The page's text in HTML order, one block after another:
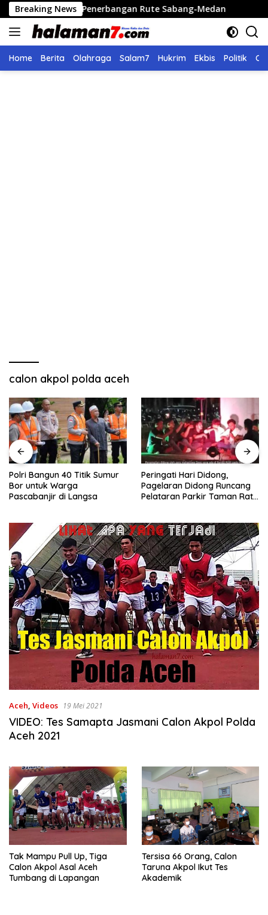
Langsung
ke
konten
Breaking News
Penerbangan Rute Sabang-Medan Polri Bangun
Home Berita Olahraga Salam7 Hukrim Ekbis Politik
calon akpol polda aceh
Polri Bangun 40 Titik Sumur
Bor untuk Warga
Pascabanjir di Langsa
Peringati Hari Didong,
Pagelaran Didong Runcang
Pelataran Parkir Taman Ratu
Aceh, Videos 19 Mei 2021
VIDEO: Tes Samapta Jasmani Calon Akpol Polda
Aceh 2021
Tak Mampu Pull Up, Tiga
Calon Akpol Asal Aceh
Tumbang di Lapangan
Tersisa 66 Orang, Calon
Taruna Akpol Ikut Tes
Akademik